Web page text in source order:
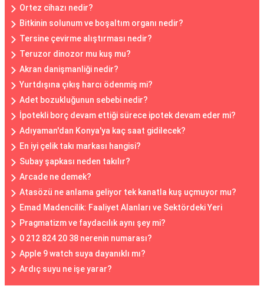
Ortez cihazı nedir?
Bitkinin solunum ve boşaltım organı nedir?
Tersine çevirme alıştırması nedir?
Teruzor dinozor mu kuş mu?
Akran danişmanliği nedir?
Yurtdışına çıkış harcı ödenmiş mi?
Adet bozukluğunun sebebi nedir?
İpotekli borç devam ettiği sürece ipotek devam eder mi?
Adıyaman'dan Konya'ya kaç saat gidilecek?
En iyi çelik takı markası hangisi?
Subay şapkası neden takılır?
Arcade ne demek?
Atasözü ne anlama geliyor tek kanatla kuş uçmuyor mu?
Emad Madencilik: Faaliyet Alanları ve Sektördeki Yeri
Pragmatizm ve faydacılık aynı şey mi?
0 212 824 20 38 nerenin numarası?
Apple 9 watch suya dayanıklı mı?
Ardıç suyu ne işe yarar?